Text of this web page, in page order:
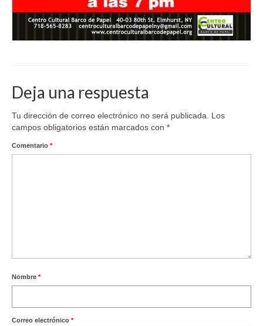
Deja una respuesta
Tu dirección de correo electrónico no será publicada.
Los
campos obligatorios están marcados con *
Comentario *
Nombre *
Correo electrónico *